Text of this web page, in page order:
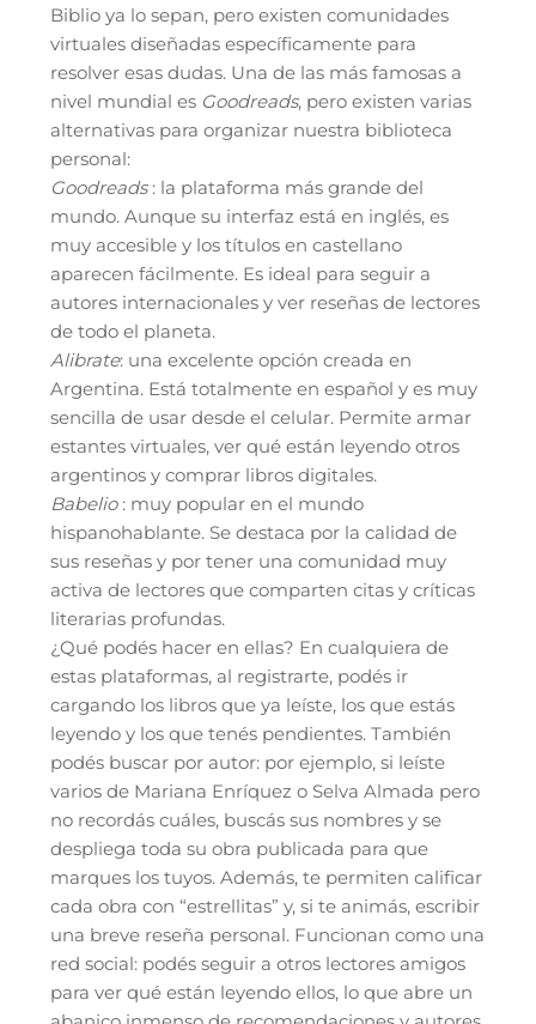
Biblio ya lo sepan, pero existen comunidades
virtuales diseñadas específicamente para
resolver esas dudas. Una de las más famosas a
nivel mundial es Goodreads, pero existen varias
alternativas para organizar nuestra biblioteca
personal:
Goodreads: la plataforma más grande del
mundo. Aunque su interfaz está en inglés, es
muy accesible y los títulos en castellano
aparecen fácilmente. Es ideal para seguir a
autores internacionales y ver reseñas de lectores
de todo el planeta.
Alibrate: una excelente opción creada en
Argentina. Está totalmente en español y es muy
sencilla de usar desde el celular. Permite armar
estantes virtuales, ver qué están leyendo otros
argentinos y comprar libros digitales.
Babelio: muy popular en el mundo
hispanohablante. Se destaca por la calidad de
sus reseñas y por tener una comunidad muy
activa de lectores que comparten citas y críticas
literarias profundas.
¿Qué podés hacer en ellas? En cualquiera de
estas plataformas, al registrarte, podés ir
cargando los libros que ya leíste, los que estás
leyendo y los que tenés pendientes. También
podés buscar por autor: por ejemplo, si leíste
varios de Mariana Enríquez o Selva Almada pero
no recordás cuáles, buscás sus nombres y se
despliega toda su obra publicada para que
marques los tuyos. Además, te permiten calificar
cada obra con “estrellitas” y, si te animás, escribir
una breve reseña personal. Funcionan como una
red social: podés seguir a otros lectores amigos
para ver qué están leyendo ellos, lo que abre un